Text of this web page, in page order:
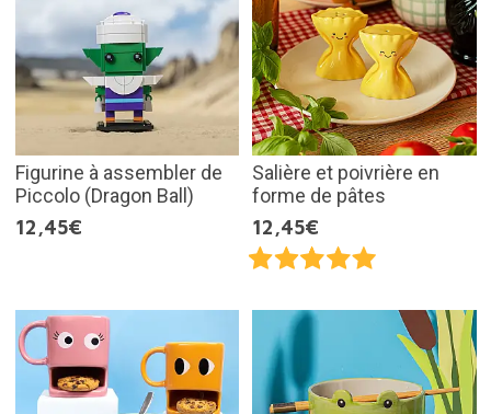
Figurine à assembler de
Piccolo (Dragon Ball)
12,45€
Salière et poivrière en
forme de pâtes
12,45€